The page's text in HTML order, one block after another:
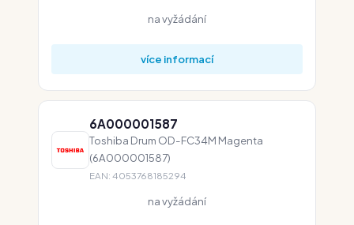
na vyžádání
více informací
6A000001587
Toshiba Drum OD-FC34M Magenta
(6A000001587)
EAN: 4053768185294
na vyžádání